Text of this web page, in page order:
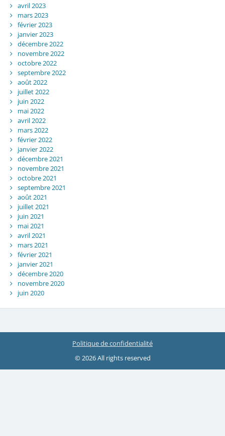
avril 2023
mars 2023
février 2023
janvier 2023
décembre 2022
novembre 2022
octobre 2022
septembre 2022
août 2022
juillet 2022
juin 2022
mai 2022
avril 2022
mars 2022
février 2022
janvier 2022
décembre 2021
novembre 2021
octobre 2021
septembre 2021
août 2021
juillet 2021
juin 2021
mai 2021
avril 2021
mars 2021
février 2021
janvier 2021
décembre 2020
novembre 2020
juin 2020
Politique de confidentialité
© 2026 All rights reserved